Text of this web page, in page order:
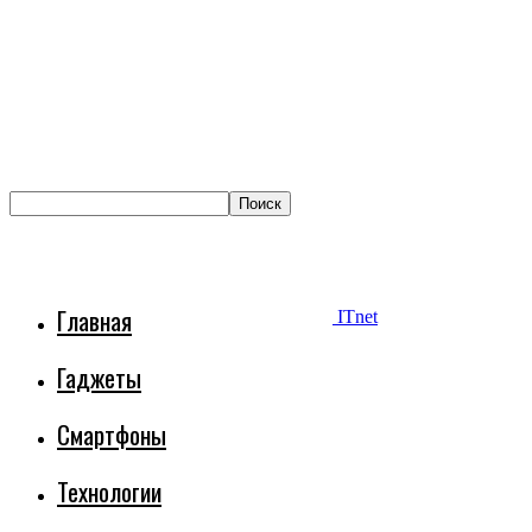
ITnet
Главная
Гаджеты
Смартфоны
Технологии